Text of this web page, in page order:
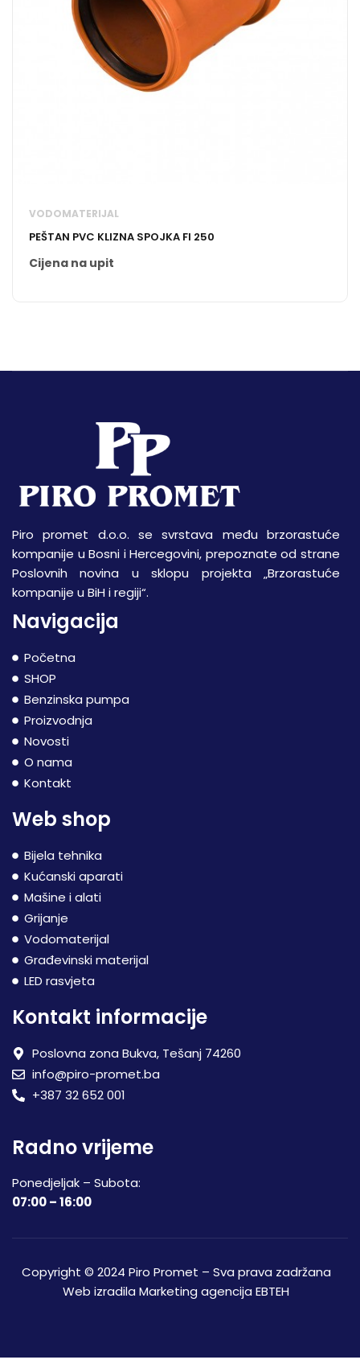
VODOMATERIJAL
PEŠTAN PVC KLIZNA SPOJKA FI 250
Cijena na upit
Piro promet d.o.o. se svrstava među brzorastuće
kompanije u Bosni i Hercegovini, prepoznate od strane
Poslovnih novina u sklopu projekta „Brzorastuće
kompanije u BiH i regiji“.
Navigacija
Početna
SHOP
Benzinska pumpa
Proizvodnja
Novosti
O nama
Kontakt
Web shop
Bijela tehnika
Kućanski aparati
Mašine i alati
Grijanje
Vodomaterijal
Građevinski materijal
LED rasvjeta
Kontakt informacije
Poslovna zona Bukva, Tešanj 74260
info@piro-promet.ba
+387 32 652 001
Radno vrijeme
Ponedjeljak – Subota:
07:00 – 16:00
Copyright © 2024 Piro Promet – Sva prava zadržana
Web izradila Marketing agencija EBTEH